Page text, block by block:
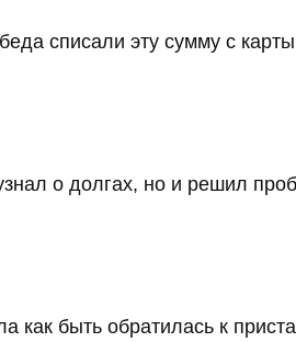
списали эту сумму с
о долгах, но и решил
как быть обратилась к